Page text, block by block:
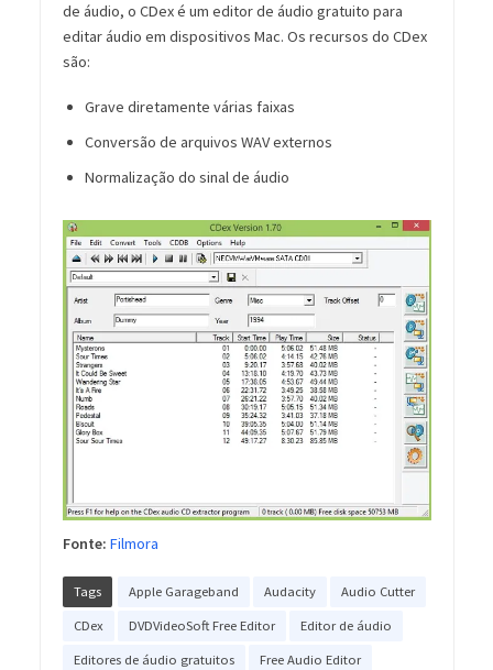
de áudio, o CDex é um editor de áudio gratuito para
editar áudio em dispositivos Mac. Os recursos do CDex
são:
Grave diretamente várias faixas
Conversão de arquivos WAV externos
Normalização do sinal de áudio
Fonte: Filmora
Tags Apple Garageband Audacity Audio Cutter
CDex DVDVideoSoft Free Editor Editor de áudio
Editores de áudio gratuitos Free Audio Editor